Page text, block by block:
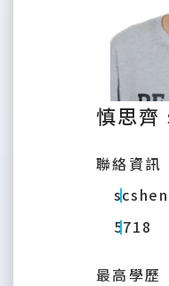
慎思齊
聯絡資訊
5718
最高學歷